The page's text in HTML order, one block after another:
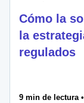
Cómo la
la
regulados
9 min de lectura •